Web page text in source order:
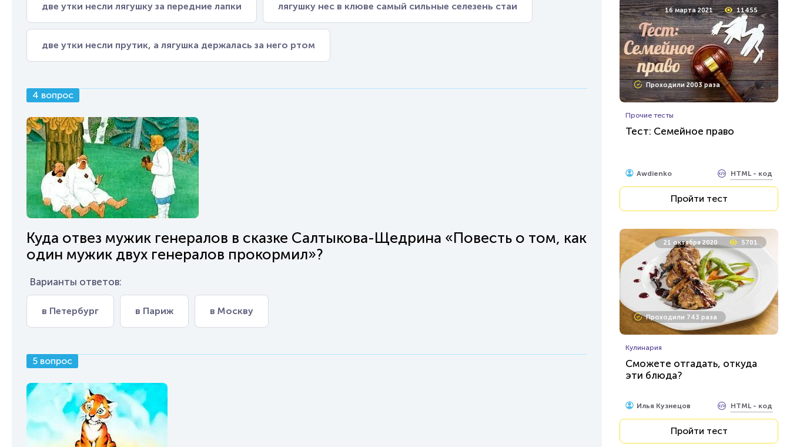
две утки несли лягушку за передние лапки лягушку нес в клюве самый сильные селезень стаи
две утки несли прутик, а лягушка держалась за него ртом
4 вопрос
Куда отвез мужик генералов в сказке Салтыкова-Щедрина «Повесть о том, как
один мужик двух генералов прокормил»?
Варианты ответов:
в Петербург в Париж в Москву
5 вопрос
16 марта 2021 11455
Проходили 2003 раза
Прочие тесты
Тест: Семейное право
Awdienko HTML - код
Пройти тест
21 октября 2020 5701
Проходили 743 раза
Кулинария
Сможете отгадать, откуда
эти блюда?
Илья Кузнецов HTML - код
Пройти тест